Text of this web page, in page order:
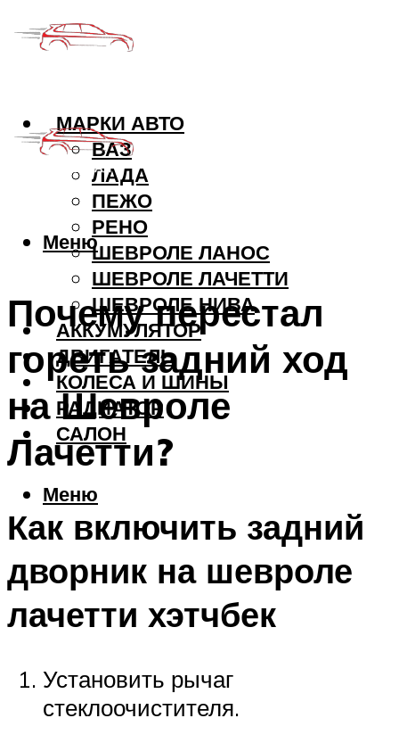
МАРКИ АВТО
ВАЗ
ЛАДА
ПЕЖО
РЕНО
ШЕВРОЛЕ ЛАНОС
ШЕВРОЛЕ ЛАЧЕТТИ
ШЕВРОЛЕ НИВА
АККУМУЛЯТОР
ДВИГАТЕЛЬ
КОЛЕСА И ШИНЫ
РАДИАТОР
САЛОН
Меню
Меню
Почему перестал
гореть задний ход
на Шевроле
Лачетти?
Как включить задний
дворник на шевроле
лачетти хэтчбек
Установить рычаг
стеклоочистителя.